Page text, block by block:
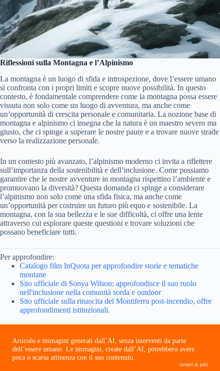
Riflessioni sulla Montagna e l’Alpinismo
La montagna è un luogo di sfida e introspezione, dove l’essere umano
si confronta con i propri limiti e scopre nuove possibilità. In questo
contesto, è fondamentale comprendere come la montagna possa essere
vissuta non solo come un luogo di avventura, ma anche come
un’opportunità di crescita personale e comunitaria. La nozione base di
montagna e alpinismo ci insegna che la natura è un maestro severo ma
giusto, che ci spinge a superare le nostre paure e a trovare nuove strade
verso la realizzazione personale.
In un contesto più avanzato, l’alpinismo moderno ci invita a riflettere
sull’importanza della sostenibilità e dell’inclusione. Come possiamo
garantire che le nostre avventure in montagna rispettino l’ambiente e
promuovano la diversità? Questa domanda ci spinge a considerare
l’alpinismo non solo come una sfida fisica, ma anche come
un’opportunità per costruire un futuro più equo e sostenibile. La
montagna, con la sua bellezza e le sue difficoltà, ci offre una lente
attraverso cui esplorare queste questioni e trovare soluzioni che
possano beneficiare tutti.
Per approfondire:
Catalogo film InQuota per approfondire storie e tematiche
montane
Sito ufficiale di Sonya Wilson; approfondisce il suo ruolo
nell'inclusione nella comunità sorda e outdoor
Sito ufficiale sulla rinascita del Montiferru post-incendio, offre
approfondimenti istituzionali.
Articolo e immagini generati dall’AI, senza interventi da parte
dell’essere umano. Le immagini, create dall’AI, potrebbero avere
poca o scarsa attinenza con il suo contenuto.
(scopri di più)